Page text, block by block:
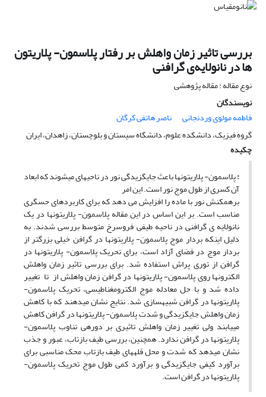
بررسی تاثیر زمان واهلش بر رفتار پلاسمون- پلاریتون
ها در نانولایه‌ی گرافنی
نوع مقاله : مقاله پژوهشی
نویسندگان
فاطمه مولوی وردنجانی
ناصر هاتفی کرگان
گروه فیزیک، دانشکده علوم، دانشگاه سیستان و بلوچستان، زاهدان، ایران
چکیده
:پلاسمون- پلاریتون­ها باعث جایگزیدگی نور در ناحیه­ای می­شوند که ابعاد
آن کسری از طول موج نور است. این امر
برهم­کنش نور با ماده را افزایش می ­دهد که برای کاربردهای حسگری
مناسب است. بر این اساس در این مقاله پلاسمون- پلاریتون­ها در یک
نانولایه­ ی گرافنی در ناحیه طیفی فروسرخ متوسط بررسی شدند. به
دلیل اینکه بردار موج پلاسمون- پلاریتون­ها در گرافن خیلی بزرگتر از
بردار موج در فضای آزاد است، برای تحریک پلاسمون- پلاریتون­ها در
گرافن از توری پراش استفاده شد. برای بررسی تاثیر زمان واهلش
الکترون­ها روی پلاسمون- پلاریتون­ها در گرافن زمان واهلش از تا تغییر
داده شد و با حل معادله موج الکترومغناطیسی، تحریک پلاسمون-
پلاریتون­ها در گرافن شبیه­سازی شد. نتایج نشان می­دهند که با کاهش
زمان واهلش جایگزیدگی و شدت پلاسمون- پلاریتون­ها در گرافن کاهش
می­یابند ولی تغییر زمان واهلش تاثیری بر دوره­ی تناوب پلاسمون-
پلاریتون­ها در گرافن ندارد. همچنین، بررسی طیف بازتاب، عبور و جذب
نشان می­دهد که شدت و محل قله­های طیف بازتاب محک مناسبی برای
برآورد کیفی جایگزیدگی و برآورد کمی طول موج تحریک پلاسمون-
پلاریتون­ها در گرافن است.